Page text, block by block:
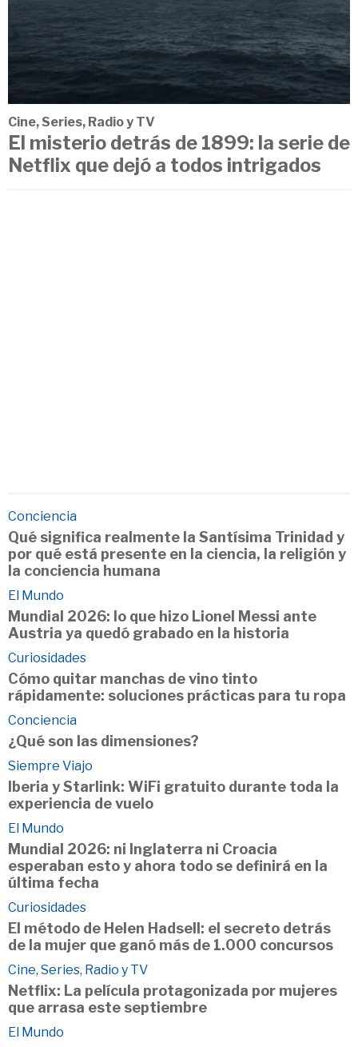
Cine, Series, Radio y TV
El misterio detrás de 1899: la serie de
Netflix que dejó a todos intrigados
Conciencia
Qué significa realmente la Santísima Trinidad y
por qué está presente en la ciencia, la religión y
la conciencia humana
El Mundo
Mundial 2026: lo que hizo Lionel Messi ante
Austria ya quedó grabado en la historia
Curiosidades
Cómo quitar manchas de vino tinto
rápidamente: soluciones prácticas para tu ropa
Conciencia
¿Qué son las dimensiones?
Siempre Viajo
Iberia y Starlink: WiFi gratuito durante toda la
experiencia de vuelo
El Mundo
Mundial 2026: ni Inglaterra ni Croacia
esperaban esto y ahora todo se definirá en la
última fecha
Curiosidades
El método de Helen Hadsell: el secreto detrás
de la mujer que ganó más de 1.000 concursos
Cine, Series, Radio y TV
Netflix: La película protagonizada por mujeres
que arrasa este septiembre
El Mundo